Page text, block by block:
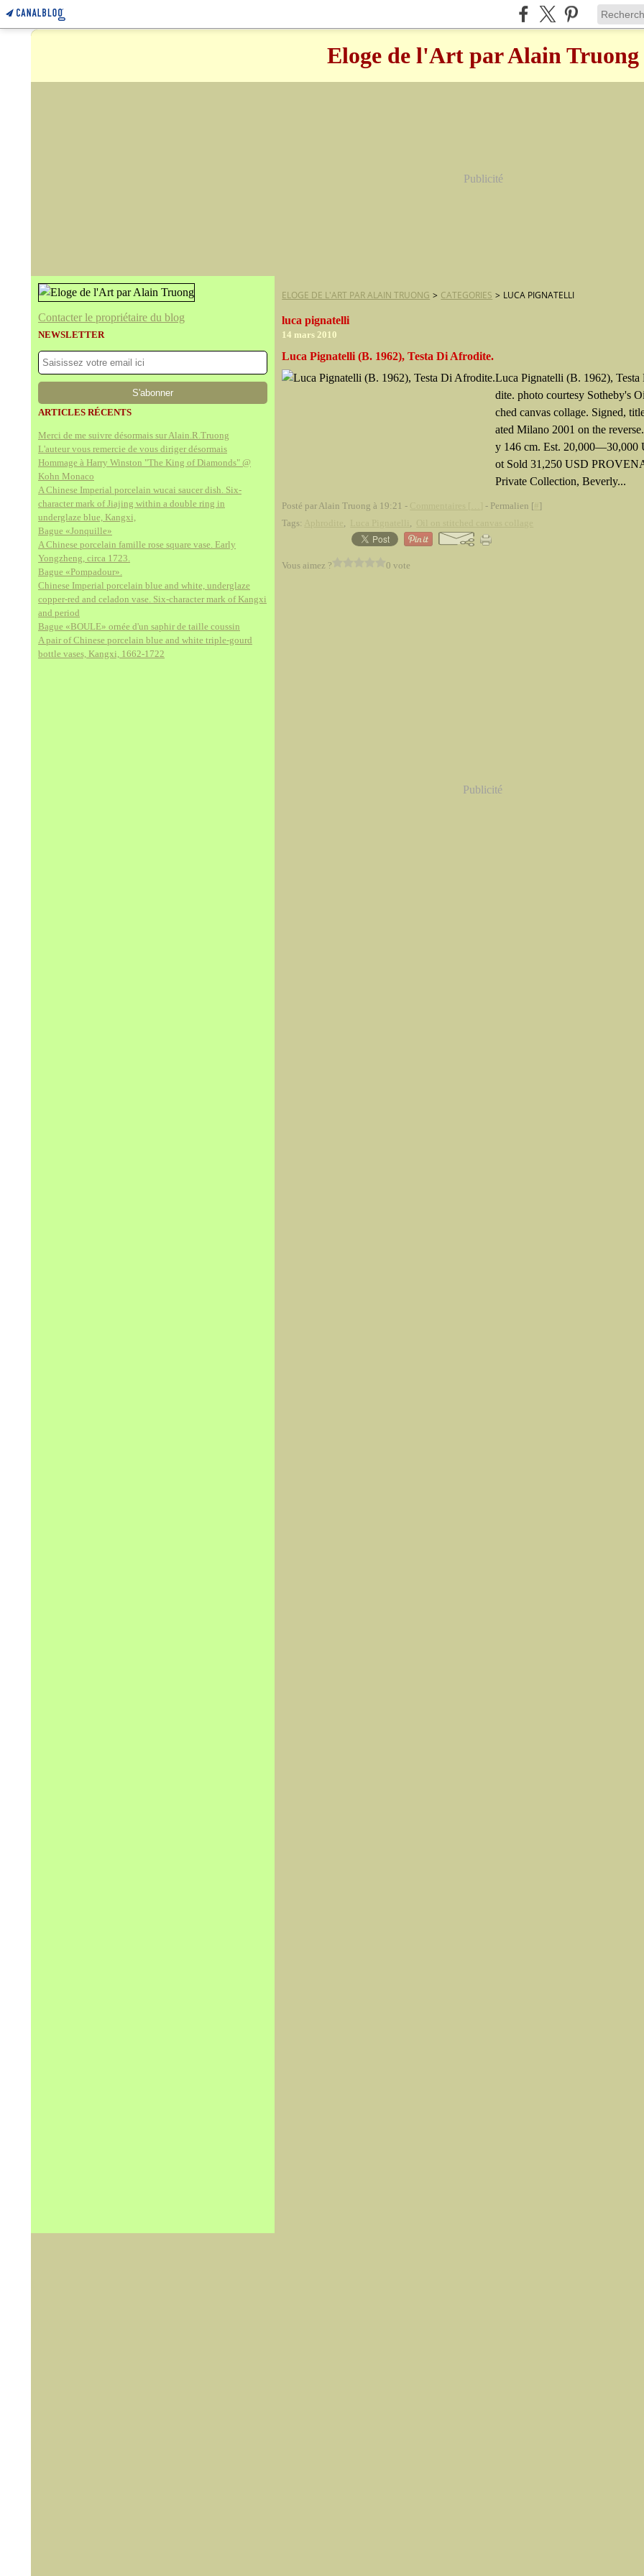
Eloge de l'Art par Alain Truong
Publicité
Contacter le propriétaire du blog
NEWSLETTER
ARTICLES RÉCENTS
Merci de me suivre désormais sur Alain.R.Truong
L'auteur vous remercie de vous diriger désormais
Hommage à Harry Winston "The King of Diamonds" @
Kohn Monaco
A Chinese Imperial porcelain wucai saucer dish. Six-
character mark of Jiajing within a double ring in
underglaze blue, Kangxi,
Bague «Jonquille»
A Chinese porcelain famille rose square vase. Early
Yongzheng, circa 1723.
Bague «Pompadour».
Chinese Imperial porcelain blue and white, underglaze
copper-red and celadon vase. Six-character mark of Kangxi
and period
Bague «BOULE» ornée d'un saphir de taille coussin
A pair of Chinese porcelain blue and white triple-gourd
bottle vases, Kangxi, 1662-1722
ELOGE DE L'ART PAR ALAIN TRUONG > CATEGORIES > LUCA PIGNATELLI
luca pignatelli
14 mars 2010
Luca Pignatelli (B. 1962), Testa Di Afrodite.
Luca Pignatelli (B. 1962),
dite. photo courtesy Sotheby's
ched canvas collage. Signed,
ated Milano 2001 on the
y 146 cm. Est. 20,000—30,000
ot Sold 31,250 USD
Private Collection, Beverly...
Posté par Alain Truong à 19:21 - - Permalien [ ]
Tags:
, ,
Vous aimez ? 0 vote
Publicité